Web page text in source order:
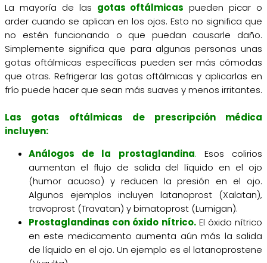
La mayoría de las gotas oftálmicas pueden picar o
arder cuando se aplican en los ojos. Esto no significa que
no estén funcionando o que puedan causarle daño.
Simplemente significa que para algunas personas unas
gotas oftálmicas específicas pueden ser más cómodas
que otras. Refrigerar las gotas oftálmicas y aplicarlas en
frío puede hacer que sean más suaves y menos irritantes.
Las gotas oftálmicas de prescripción médica
incluyen:
Análogos de la prostaglandina. Esos colirios
aumentan el flujo de salida del líquido en el ojo
(humor acuoso) y reducen la presión en el ojo.
Algunos ejemplos incluyen latanoprost (Xalatan),
travoprost (Travatan) y bimatoprost (Lumigan).
Prostaglandinas con óxido nítrico. El óxido nítrico
en este medicamento aumenta aún más la salida
de líquido en el ojo. Un ejemplo es el latanoprostene